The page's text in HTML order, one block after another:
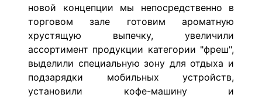
новой концепции мы непосредственно в
торговом зале готовим ароматную
хрустящую выпечку, увеличили
ассортимент продукции категории "фреш",
выделили специальную зону для отдыха и
подзарядки мобильных устройств,
установили кофе-машину и